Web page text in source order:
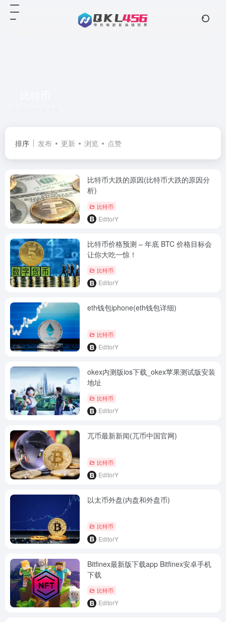
排序 发布 更新 浏览 点赞
比特币大跌的原因(比特币大跌的原因分
析)
比特币
EditorY
比特币价格预测 – 年底 BTC 价格目标会
让你大吃一惊！
比特币
EditorY
eth钱包iphone(eth钱包详细)
比特币
EditorY
okex内测版ios下载_okex苹果测试版安装
地址
比特币
EditorY
兀币最新新闻(兀币中国官网)
比特币
EditorY
以太币外盘(内盘和外盘币)
比特币
EditorY
Bitfinex最新版下载app Bitfinex安卓手机
下载
比特币
EditorY